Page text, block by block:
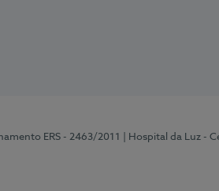
ERS - 2463/2011
| Hospital da Luz -